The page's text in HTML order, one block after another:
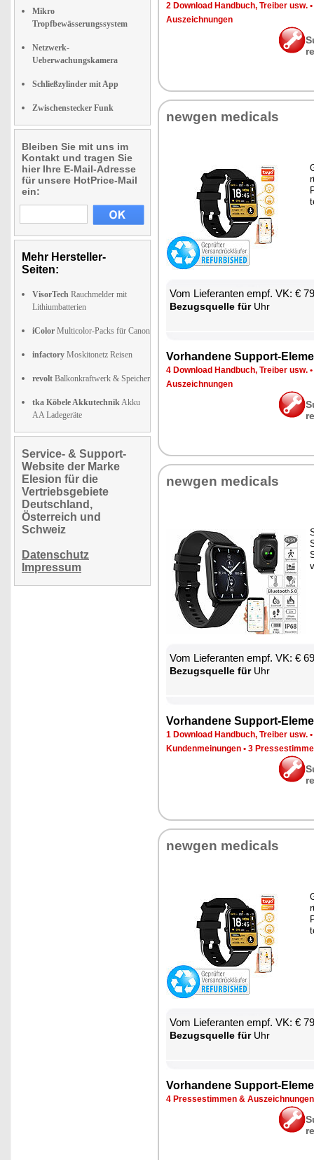
Mikro
Tropfbewässerungssystem
Netzwerk-
Ueberwachungskamera
Schließzylinder mit App
Zwischenstecker Funk
Bleiben Sie mit uns im
Kontakt und tragen Sie
hier Ihre E-Mail-Adresse
für unsere HotPrice-Mail
ein:
Mehr Hersteller-
Seiten:
VisorTech Rauchmelder mit
Lithiumbatterien
iColor Multicolor-Packs für Canon
infactory Moskitonetz Reisen
revolt Balkonkraftwerk & Speicher
tka Köbele AkkutechnikAkku
AA Ladegeräte
Service- & Support-
Website der Marke
Elesion für die
Vertriebsgebiete
Deutschland,
Österreich und
Schweiz
Datenschutz
Impressum
2 Down­load Hand­buch, Trei­ber usw. •
Aus­zeich­nun­gen
new­gen me­di­cals
Vom Lie­fe­ran­ten empf. VK: €
Be­zugs­quel­le fürUhr
Vor­han­de­ne Sup­port-
4 Down­load Hand­buch, Trei­ber usw. •
Aus­zeich­nun­gen
new­gen me­di­cals
Vom Lie­fe­ran­ten empf. VK: €
Be­zugs­quel­le fürUhr
Vor­han­de­ne Sup­port-
1 Down­load Hand­buch, Trei­ber usw. •
Kun­den­mei­nun­gen • 3
new­gen me­di­cals
Vom Lie­fe­ran­ten empf. VK: €
Be­zugs­quel­le fürUhr
Vor­han­de­ne Sup­port-
4 Pres­se­stim­men & Aus­zeich­nun­gen